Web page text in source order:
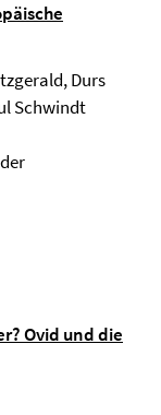
Durs
Schwindt
Ovid und die